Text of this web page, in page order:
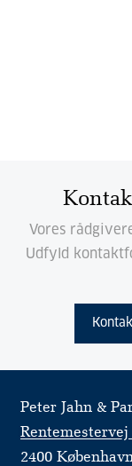
Vores
Udfyld
Peter Jahn &
Rentemestervej
2400